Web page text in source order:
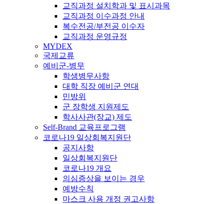
교직과정 설치학과 및 표시과목
교직과정 이수과정 안내
복수전공/부전공 이수자
교직과정 운영규정
MYDEX
국제교류
예비군-병무
학생병무사항
대학 직장 예비군 연대
민방위
군 장학생 지원제도
학사사관(장교) 제도
Self-Brand 교육프로그램
코로나19 일상회복지원단
공지사항
일상회복지원단
코로나19 개요
의심증상을 보이는 경우
예방수칙
마스크 사용 개정 권고사항